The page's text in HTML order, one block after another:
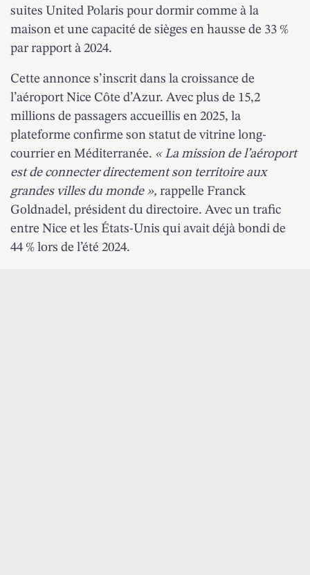
suites United Polaris pour dormir comme à la
maison et une capacité de sièges en hausse de 33 %
par rapport à 2024.
Cette annonce s’inscrit dans la croissance de
l’aéroport Nice Côte d’Azur. Avec plus de 15,2
millions de passagers accueillis en 2025, la
plateforme confirme son statut de vitrine long-
courrier en Méditerranée. « La mission de l’aéroport
est de connecter directement son territoire aux
grandes villes du monde », rappelle Franck
Goldnadel, président du directoire. Avec un trafic
entre Nice et les États-Unis qui avait déjà bondi de
44 % lors de l’été 2024.